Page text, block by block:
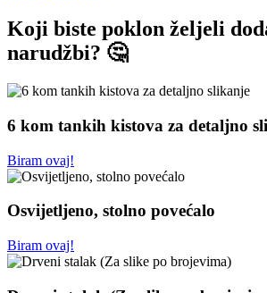
Koji biste poklon željeli
narudžbi? 🤔
6 kom tankih kistova za detaljno
Biram ovaj!
Osvijetljeno, stolno povećalo
Biram ovaj!